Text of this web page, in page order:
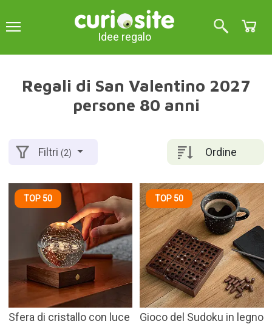
Idee regalo
Regali di San Valentino 2027
persone 80 anni
Ordine
Filtri(2)
TOP 50
Sfera di cristallo con luce
TOP 50
Gioco del Sudoku in legno